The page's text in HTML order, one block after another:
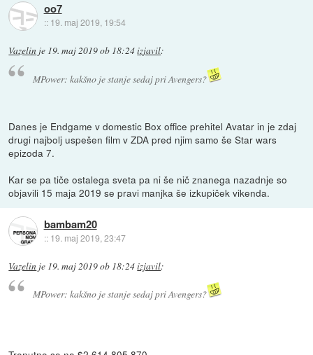
oo7
:: 19. maj 2019, 19:54
Vazelin je 19. maj 2019 ob 18:24izjavil:
MPower: kakšno je stanje sedaj pri Avengers?
Danes je Endgame v domestic Box office prehitel Avatar in je zdaj
drugi najbolj uspešen film v ZDA pred njim samo še Star wars
epizoda 7.
Kar se pa tiče ostalega sveta pa ni še nič znanega nazadnje so
objavili 15 maja 2019 se pravi manjka še izkupiček vikenda.
bambam20
:: 19. maj 2019, 23:47
Vazelin je 19. maj 2019 ob 18:24izjavil:
MPower: kakšno je stanje sedaj pri Avengers?